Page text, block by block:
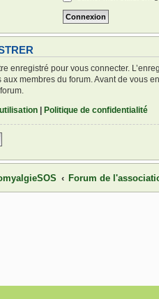
enregistré pour vous connecter.
membres du forum. Avant de vous
| Politique de confidentialité
Forum de